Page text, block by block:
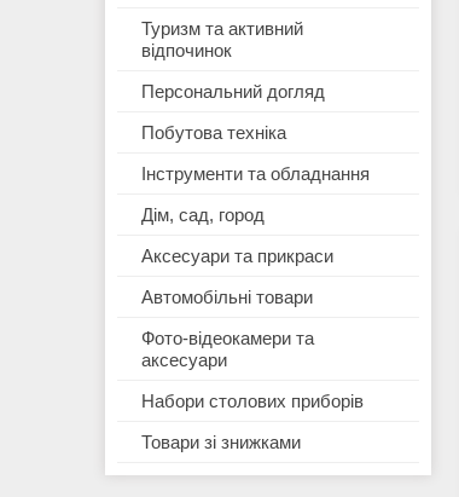
Туризм та активний
відпочинок
Персональний догляд
Побутова техніка
Інструменти та обладнання
Дім, сад, город
Аксесуари та прикраси
Автомобільні товари
Фото-відеокамери та
аксесуари
Набори столових приборів
Товари зі знижками